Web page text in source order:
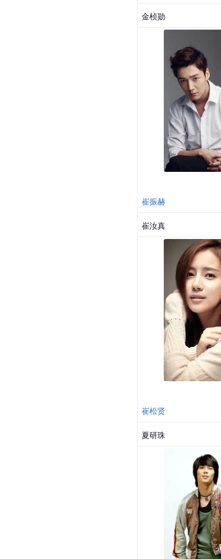
金桢勋
崔振赫
崔汝真
崔松贤
夏研珠